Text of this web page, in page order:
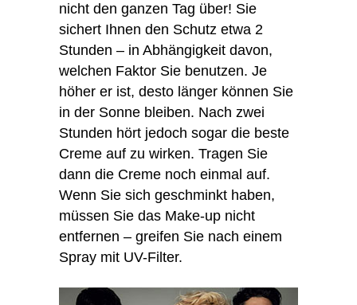
nicht den ganzen Tag über! Sie
sichert Ihnen den Schutz etwa 2
Stunden – in Abhängigkeit davon,
welchen Faktor Sie benutzen. Je
höher er ist, desto länger können Sie
in der Sonne bleiben. Nach zwei
Stunden hört jedoch sogar die beste
Creme auf zu wirken. Tragen Sie
dann die Creme noch einmal auf.
Wenn Sie sich geschminkt haben,
müssen Sie das Make-up nicht
entfernen – greifen Sie nach einem
Spray mit UV-Filter.